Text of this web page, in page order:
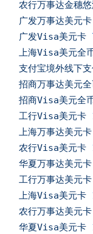
农行万事达金穗
广发万事达美元卡
广发Visa美元卡
上海Visa美元全
支付宝境外线下
招商万事达美元
招商Visa美元全
工行Visa美元卡
上海万事达美元卡
农行Visa美元卡
华夏万事达美元卡
工行万事达美元卡
上海Visa美元卡
农行万事达美元卡
华夏Visa美元卡